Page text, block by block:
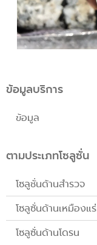
ข้อมูลบริการ
ข้อมูล
ตามประเภทโซลูซั่น
โซลูชั่นด้านสำรวจ
โซลูซั่นด้านเหมืองแร่
โซลูซั่นด้านโดรน